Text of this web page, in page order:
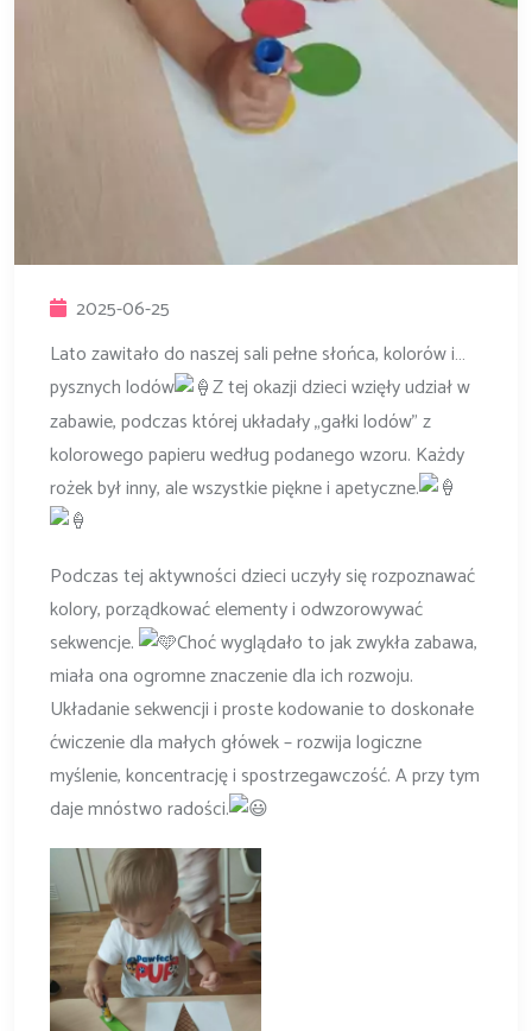
2025-06-25
Lato zawitało do naszej sali pełne słońca, kolorów i…
pysznych lodów
Z tej okazji dzieci wzięły udział w
zabawie, podczas której układały „gałki lodów” z
kolorowego papieru według podanego wzoru. Każdy
rożek był inny, ale wszystkie piękne i apetyczne.
Podczas tej aktywności dzieci uczyły się rozpoznawać
kolory, porządkować elementy i odwzorowywać
sekwencje.
Choć wyglądało to jak zwykła zabawa,
miała ona ogromne znaczenie dla ich rozwoju.
Układanie sekwencji i proste kodowanie to doskonałe
ćwiczenie dla małych główek – rozwija logiczne
myślenie, koncentrację i spostrzegawczość. A przy tym
daje mnóstwo radości.